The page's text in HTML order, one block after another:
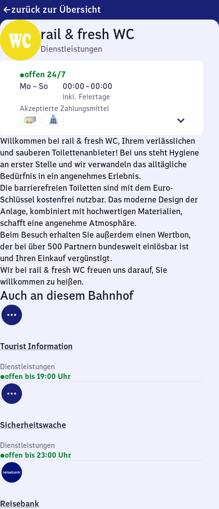
zurück zur Übersicht
rail & fresh WC
Dienstleistungen
offen 24/7
Montag
Sonntag
Mo – So,
inkl. Feiertage
00:00–00:00
Von
0
Uhr
Uhr
inkl. Feiertage
Akzeptierte Zahlungsmittel
Willkommen bei rail & fresh WC, Ihrem verlässlichen
und sauberen Toilettenanbieter! Bei uns steht Hygiene
an erster Stelle und wir verwandeln das alltägliche
Bedürfnis in ein angenehmes Erlebnis.
Die barrierefreien Toiletten sind mit dem Euro-
Schlüssel kostenfrei nutzbar. Das moderne Design der
Anlage, kombiniert mit hochwertigen Materialien,
schafft eine angenehme Atmosphäre.
Beim Besuch erhalten Sie außerdem einen Wertbon,
der bei über 500 Partnern bundesweit einlösbar ist
und Ihren Einkauf vergünstigt.
Wir bei rail & fresh WC freuen uns darauf, Sie
willkommen zu heißen.
Auch an diesem Bahnhof
Tourist Information
Dienstleistungen
offen bis 19:00 Uhr
Sicherheitswache
Dienstleistungen
offen bis 23:00 Uhr
Reisebank